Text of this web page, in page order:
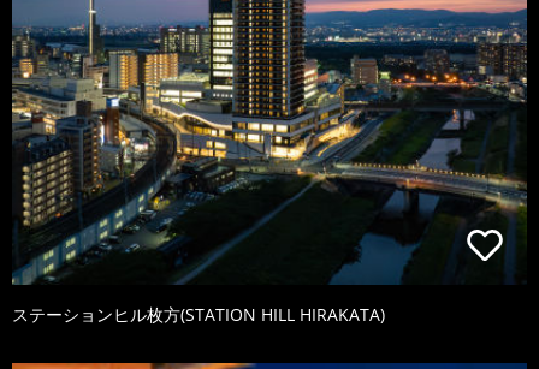
ステーションヒル枚方(STATION HILL HIRAKATA)